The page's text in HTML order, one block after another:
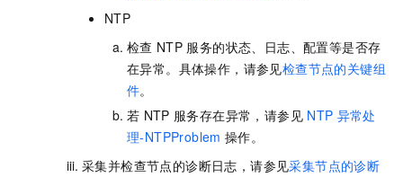
NTP
检查 NTP 服务的状态、日志、配置等是否存
在异常。具体操作，请参见检查节点的关键组
件。
若 NTP 服务存在异常，请参见 NTP 异常处
理-NTPProblem 操作。
采集并检查节点的诊断日志，请参见采集节点的诊断